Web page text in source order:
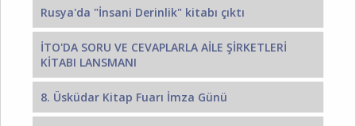
Rusya'da "İnsani Derinlik" kitabı çıktı
İTO'DA SORU VE CEVAPLARLA AİLE ŞİRKETLERİ
KİTABI LANSMANI
8. Üsküdar Kitap Fuarı İmza Günü